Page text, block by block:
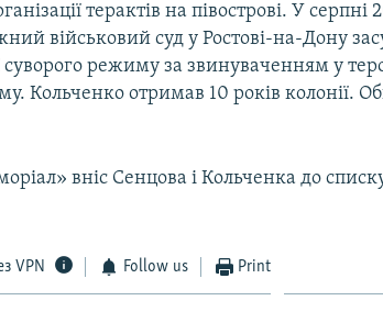
терактів на півострові. У серпні
військовий суд у Ростові-на-Дону
суворого режиму за звинуваченням у
Кольченко отримав 10 років колонії.
вніс Сенцова і Кольченка до
VPN Follow us Print